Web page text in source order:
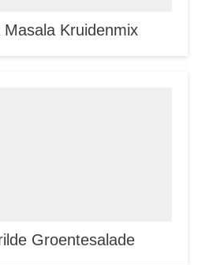
Masala Kruidenmix
Groentesalade